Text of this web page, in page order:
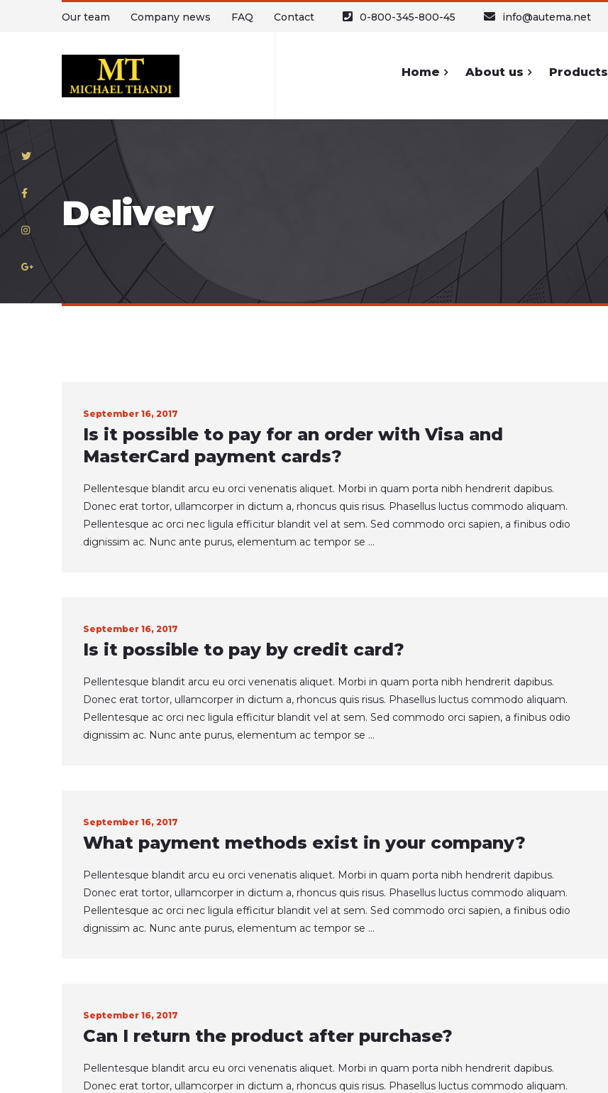
Our team Company news FAQ Contact 0-800-345-800-45 info@autema.net
Home About us Products
Typography
Table
Forms and
Forms
Icons
Delivery
September 16, 2017
Is it possible to pay for an order with Visa and
MasterCard payment cards?
Pellentesque blandit arcu eu orci venenatis aliquet. Morbi in quam porta nibh hendrerit dapibus.
Donec erat tortor, ullamcorper in dictum a, rhoncus quis risus. Phasellus luctus commodo aliquam.
Pellentesque ac orci nec ligula efficitur blandit vel at sem. Sed commodo orci sapien, a finibus odio
dignissim ac. Nunc ante purus, elementum ac tempor se ...
September 16, 2017
Is it possible to pay by credit card?
Pellentesque blandit arcu eu orci venenatis aliquet. Morbi in quam porta nibh hendrerit dapibus.
Donec erat tortor, ullamcorper in dictum a, rhoncus quis risus. Phasellus luctus commodo aliquam.
Pellentesque ac orci nec ligula efficitur blandit vel at sem. Sed commodo orci sapien, a finibus odio
dignissim ac. Nunc ante purus, elementum ac tempor se ...
September 16, 2017
What payment methods exist in your company?
Pellentesque blandit arcu eu orci venenatis aliquet. Morbi in quam porta nibh hendrerit dapibus.
Donec erat tortor, ullamcorper in dictum a, rhoncus quis risus. Phasellus luctus commodo aliquam.
Pellentesque ac orci nec ligula efficitur blandit vel at sem. Sed commodo orci sapien, a finibus odio
dignissim ac. Nunc ante purus, elementum ac tempor se ...
September 16, 2017
Can I return the product after purchase?
Pellentesque blandit arcu eu orci venenatis aliquet. Morbi in quam porta nibh hendrerit dapibus.
Donec erat tortor, ullamcorper in dictum a, rhoncus quis risus. Phasellus luctus commodo aliquam.